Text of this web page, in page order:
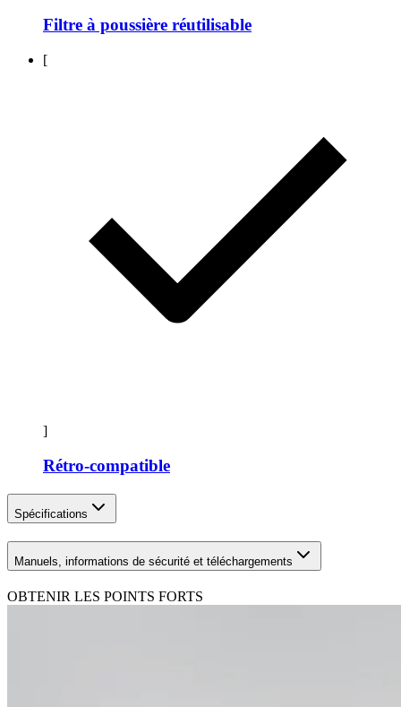
Filtre à poussière réutilisable
[
]
Rétro-compatible
Spécifications
Manuels, informations de sécurité et téléchargements
OBTENIR LES POINTS FORTS